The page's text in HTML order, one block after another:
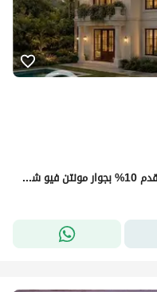
للبيع فيلا 285م في كمبوند سكون زايد بمقدم 10% بجوار مونتن فيو شيل اوت و قريبه من محور 26 يوليو و مطار سفينكس